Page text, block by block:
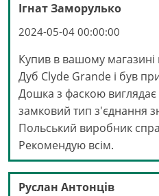
Ігнат Заморулько
2024-05-04 00:00:00
Купив в вашому
Дуб Clyde Grande і був
Дошка з фаскою виглядає
замковий тип з'єднання
Польський виробник
Рекомендую всім.
Руслан Антонців